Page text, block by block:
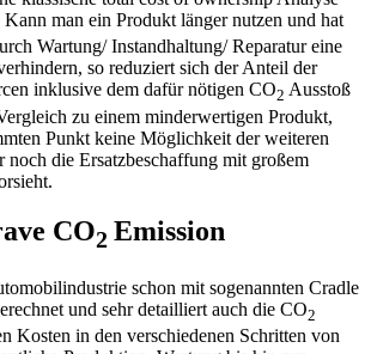
Kann man ein Produkt länger nutzen und hat
Wartung/ Instandhaltung/ Reparatur eine
so reduziert sich der Anteil der
inklusive dem dafür nötigen CO2 Ausstoß
zu einem minderwertigen Produkt,
Punkt keine Möglichkeit der weiteren
noch die Ersatzbeschaffung mit großem
CO2 Emission
schon mit sogenannten Cradle
und sehr detailliert auch die CO2
Kosten in den verschiedenen Schritten von